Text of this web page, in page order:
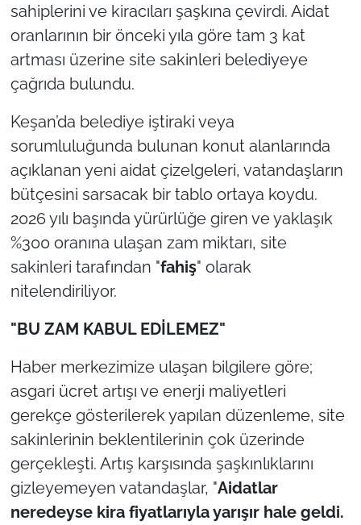
sahiplerini ve kiracıları şaşkına çevirdi. Aidat
oranlarının bir önceki yıla göre tam 3 kat
artması üzerine site sakinleri belediyeye
çağrıda bulundu.
Keşan’da belediye iştiraki veya
sorumluluğunda bulunan konut alanlarında
açıklanan yeni aidat çizelgeleri, vatandaşların
bütçesini sarsacak bir tablo ortaya koydu.
2026 yılı başında yürürlüğe giren ve yaklaşık
%300 oranına ulaşan zam miktarı, site
sakinleri tarafından "fahiş" olarak
nitelendiriliyor.
"BU ZAM KABUL EDİLEMEZ"
Haber merkezimize ulaşan bilgilere göre;
asgari ücret artışı ve enerji maliyetleri
gerekçe gösterilerek yapılan düzenleme, site
sakinlerinin beklentilerinin çok üzerinde
gerçekleşti. Artış karşısında şaşkınlıklarını
gizleyemeyen vatandaşlar, "Aidatlar
neredeyse kira fiyatlarıyla yarışır hale geldi.
TÜRKİYE
Bölge
Genel
Politika
Flaş Haber
Dış Haberler
Magazin
Bilim Teknoloji
English News
Canlı Maç
Finans